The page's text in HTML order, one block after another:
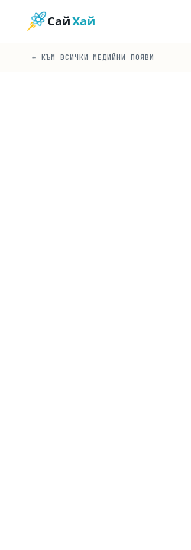
СайХай
← КЪМ ВСИЧКИ МЕДИЙНИ ПОЯВИ